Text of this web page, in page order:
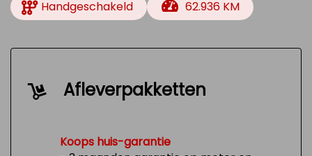
Handgeschakeld
62.936 KM
Afleverpakketten
Koops huis-garantie